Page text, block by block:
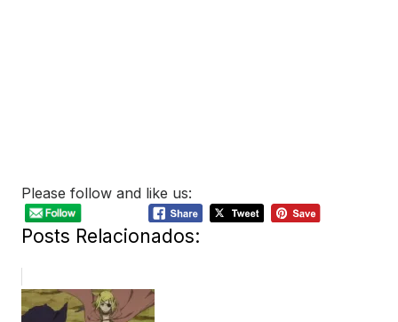
Please follow and like us:
Posts Relacionados: